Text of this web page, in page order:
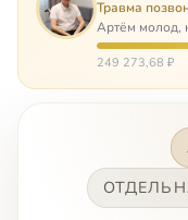
Травма
Артём молод,
Он сирота,
случилось
249 273,68 ₽